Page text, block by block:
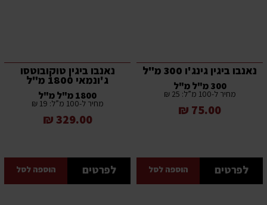
נאנבו ביגין גינג'ו 300 מ"ל
300 מ"ל מ"ל
מחיר ל-100 מ”ל: 25 ₪
75.00 ₪
לפרטים הוספה לסל
נאנבו ביגין טוקובוטסו
ג'ונמאי 1800 מ"ל
1800 מ"ל מ"ל
מחיר ל-100 מ”ל: 19 ₪
329.00 ₪
לפרטים הוספה לסל